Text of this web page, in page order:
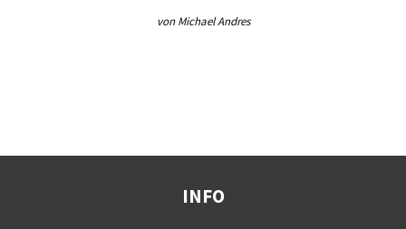
von Michael Andres
INFO